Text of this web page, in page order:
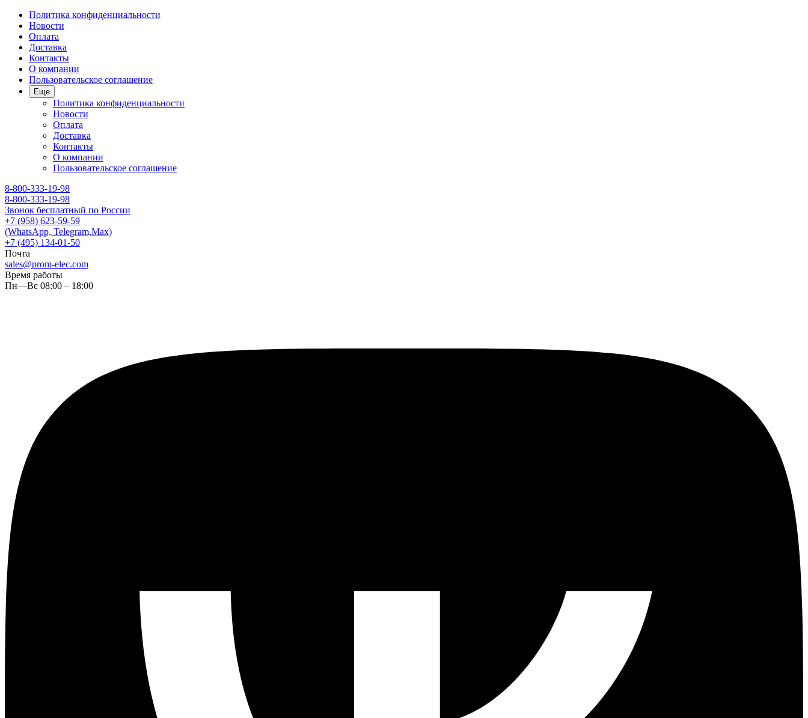
Политика конфиденциальности
Новости
Оплата
Доставка
Контакты
О компании
Пользовательское соглашение
Еще
Политика конфиденциальности
Новости
Оплата
Доставка
Контакты
О компании
Пользовательское соглашение
8-800-333-19-98
8-800-333-19-98
Звонок бесплатный по России
+7 (958) 623-59-59
(WhatsApp, Telegram,Max)
+7 (495) 134-01-50
Почта
sales@prom-elec.com
Время работы
Пн—Вс 08:00 – 18:00